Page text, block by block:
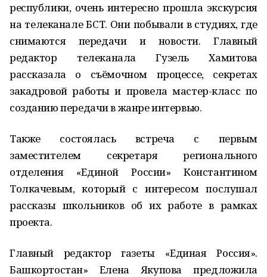
республики, очень интересно прошла экскурсия
на телеканале БСТ. Они побывали в студиях, где
снимаются передачи и новости. Главный
редактор телеканала Гузель Хамитова
рассказала о съёмочном процессе, секретах
закадровой работы и провела мастер-класс по
созданию передачи в жанре интервью.
Также состоялась встреча с первым
заместителем секретаря регионального
отделения «Единой России» Константином
Толкачевым, который с интересом послушал
рассказы школьников об их работе в рамках
проекта.
Главный редактор газеты «Единая Россия».
Башкортостан» Елена Якупова предложила